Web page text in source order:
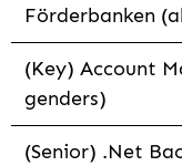
Förderbanken
(Key) Account
genders)
(Senior) .Net